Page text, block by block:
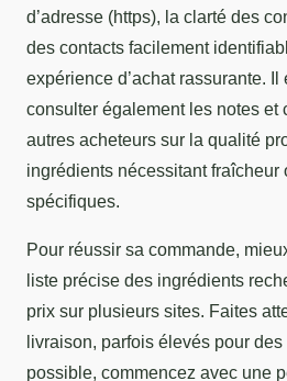
d’adresse (https), la clarté des
des contacts facilement
expérience d’achat rassurante.
consulter également les notes et
autres acheteurs sur la qualité
ingrédients nécessitant fraîcheur
spécifiques.
Pour réussir sa commande,
liste précise des ingrédients
prix sur plusieurs sites. Faites
livraison, parfois élevés pour
possible, commencez avec une